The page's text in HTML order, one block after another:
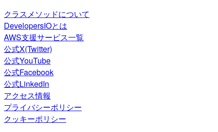
クラスメソッドについて
DevelopersIOとは
AWS支援サービス一覧
公式X(Twitter)
公式YouTube
公式Facebook
公式LinkedIn
アクセス情報
プライバシーポリシー
クッキーポリシー